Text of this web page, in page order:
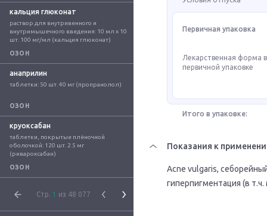
кальция глюконат
раствор для внутривенного и
внутримышечного введения: 10 мл x 10
шт. 100 мг/мл (кальция глюконат)
ОЗОН
анаприлин
таблетки: 50 шт. 40 мг (пропранолол)
ОЗОН
круоксабан
таблетки, покрытые плёночной
оболочкой: 120 шт. 2.5 мг
(ривароксабан)
ОЗОН
Стр. 1 из 48 077
Первичная упаковка
Лекарственная форма
первичной упаковке
Итого в упаковке:
Показания к
Acne vulgaris,
гиперпигментация (в